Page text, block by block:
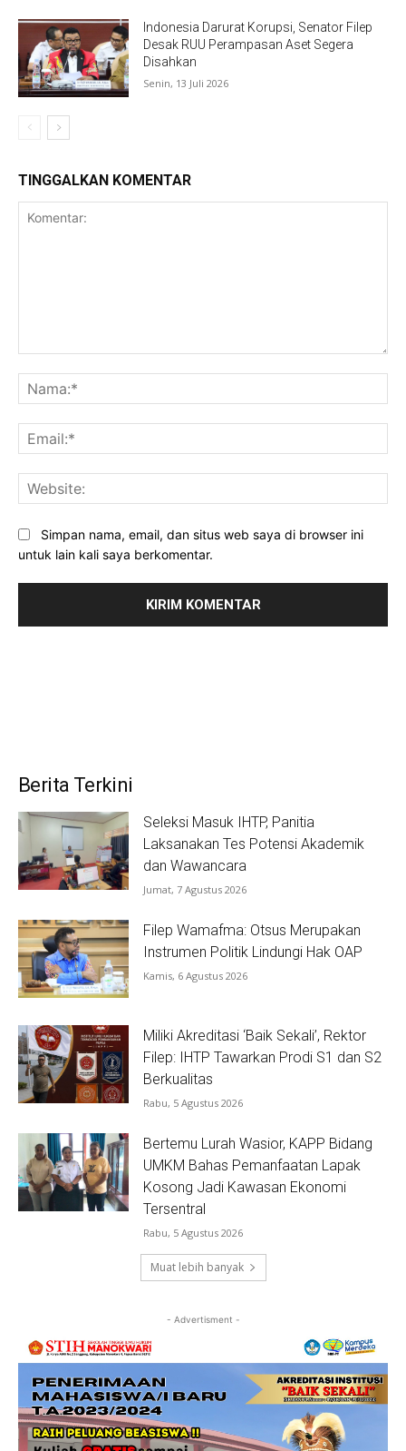
Indonesia Darurat Korupsi, Senator Filep
Desak RUU Perampasan Aset Segera
Disahkan
Senin, 13 Juli 2026
TINGGALKAN KOMENTAR
Simpan nama, email, dan situs web saya di browser ini
untuk lain kali saya berkomentar.
Berita Terkini
Seleksi Masuk IHTP, Panitia
Laksanakan Tes Potensi Akademik
dan Wawancara
Jumat, 7 Agustus 2026
Filep Wamafma: Otsus Merupakan
Instrumen Politik Lindungi Hak OAP
Kamis, 6 Agustus 2026
Miliki Akreditasi ‘Baik Sekali’, Rektor
Filep: IHTP Tawarkan Prodi S1 dan S2
Berkualitas
Rabu, 5 Agustus 2026
Bertemu Lurah Wasior, KAPP Bidang
UMKM Bahas Pemanfaatan Lapak
Kosong Jadi Kawasan Ekonomi
Tersentral
Rabu, 5 Agustus 2026
Muat lebih banyak
- Advertisment -